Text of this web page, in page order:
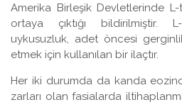
Amerika Birleşik Devletlerinde
ortaya çıktığı bildirilmiştir.
uykusuzluk, adet öncesi
etmek için kullanılan bir ilaçtır.
Her iki durumda da kanda
zarları olan fasialarda